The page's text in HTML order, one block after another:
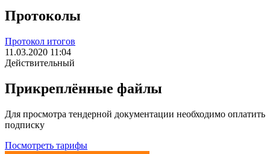
Протоколы
Протокол итогов
11.03.2020 11:04
Действительный
Прикреплённые файлы
Для просмотра тендерной документации необходимо оплатить
подписку
Посмотреть тарифы